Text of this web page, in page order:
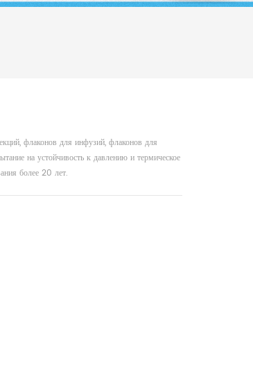
флаконов для инфузий, флаконов для
на устойчивость к давлению и термическое
более 20 лет.